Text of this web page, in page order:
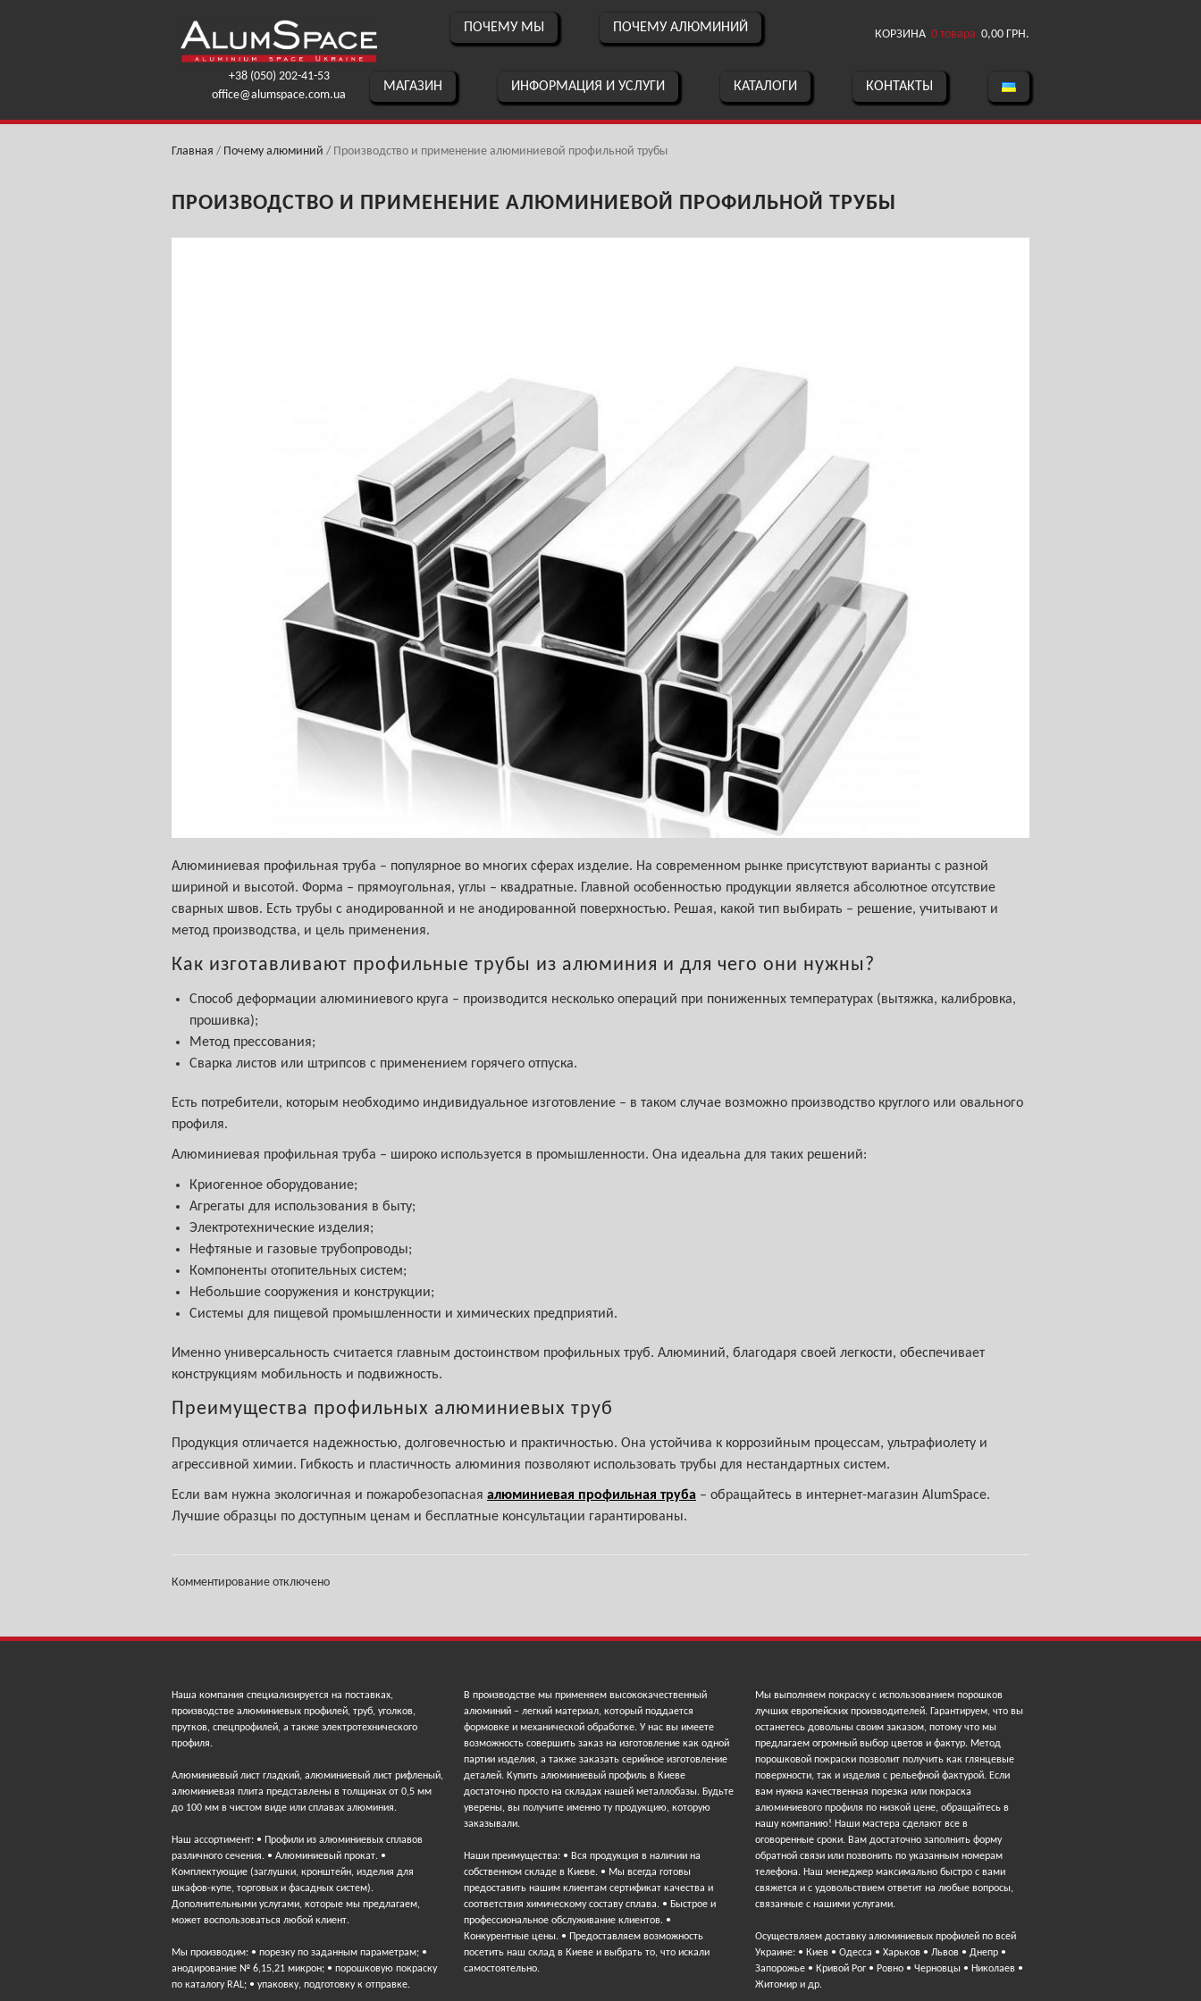
+38 (050) 202-41-53
office@alumspace.com.ua
ПОЧЕМУ МЫ ПОЧЕМУ АЛЮМИНИЙ КОРЗИНА 0 товара 0,00 ГРН.
МАГАЗИН ИНФОРМАЦИЯ И УСЛУГИ КАТАЛОГИ КОНТАКТЫ
Главная / Почему алюминий / Производство и применение алюминиевой профильной трубы
ПРОИЗВОДСТВО И ПРИМЕНЕНИЕ АЛЮМИНИЕВОЙ ПРОФИЛЬНОЙ ТРУБЫ
Алюминиевая профильная труба – популярное во многих сферах изделие. На современном рынке присутствуют варианты с разной
шириной и высотой. Форма – прямоугольная, углы – квадратные. Главной особенностью продукции является абсолютное отсутствие
сварных швов. Есть трубы с анодированной и не анодированной поверхностью. Решая, какой тип выбирать – решение, учитывают и
метод производства, и цель применения.
Как изготавливают профильные трубы из алюминия и для чего они нужны?
Способ деформации алюминиевого круга – производится несколько операций при пониженных температурах (вытяжка, калибровка,
прошивка);
Метод прессования;
Сварка листов или штрипсов с применением горячего отпуска.
Есть потребители, которым необходимо индивидуальное изготовление – в таком случае возможно производство круглого или овального
профиля.
Алюминиевая профильная труба – широко используется в промышленности. Она идеальна для таких решений:
Криогенное оборудование;
Агрегаты для использования в быту;
Электротехнические изделия;
Нефтяные и газовые трубопроводы;
Компоненты отопительных систем;
Небольшие сооружения и конструкции;
Системы для пищевой промышленности и химических предприятий.
Именно универсальность считается главным достоинством профильных труб. Алюминий, благодаря своей легкости, обеспечивает
конструкциям мобильность и подвижность.
Преимущества профильных алюминиевых труб
Продукция отличается надежностью, долговечностью и практичностью. Она устойчива к коррозийным процессам, ультрафиолету и
агрессивной химии. Гибкость и пластичность алюминия позволяют использовать трубы для нестандартных систем.
Если вам нужна экологичная и пожаробезопасная алюминиевая профильная труба – обращайтесь в интернет-магазин AlumSpace.
Лучшие образцы по доступным ценам и бесплатные консультации гарантированы.
Комментирование отключено
Наша компания специализируется на поставках,
производстве алюминиевых профилей, труб, уголков,
прутков, спецпрофилей, а также электротехнического
профиля.
Алюминиевый лист гладкий, алюминиевый лист рифленый,
алюминиевая плита представлены в толщинах от 0,5 мм
до 100 мм в чистом виде или сплавах алюминия.
Наш ассортимент: • Профили из алюминиевых сплавов
различного сечения. • Алюминиевый прокат. •
Комплектующие (заглушки, кронштейн, изделия для
шкафов-купе, торговых и фасадных систем).
Дополнительными услугами, которые мы предлагаем,
может воспользоваться любой клиент.
Мы производим: • порезку по заданным параметрам; •
анодирование № 6,15,21 микрон; • порошковую покраску
по каталогу RAL; • упаковку, подготовку к отправке.
В производстве мы применяем высококачественный
алюминий – легкий материал, который поддается
формовке и механической обработке. У нас вы имеете
возможность совершить заказ на изготовление как одной
партии изделия, а также заказать серийное изготовление
деталей. Купить алюминиевый профиль в Киеве
достаточно просто на складах нашей металлобазы. Будьте
уверены, вы получите именно ту продукцию, которую
заказывали.
Наши преимущества: • Вся продукция в наличии на
собственном складе в Киеве. • Мы всегда готовы
предоставить нашим клиентам сертификат качества и
соответствия химическому составу сплава. • Быстрое и
профессиональное обслуживание клиентов. •
Конкурентные цены. • Предоставляем возможность
посетить наш склад в Киеве и выбрать то, что искали
самостоятельно.
Мы выполняем покраску с использованием порошков
лучших европейских производителей. Гарантируем, что вы
останетесь довольны своим заказом, потому что мы
предлагаем огромный выбор цветов и фактур. Метод
порошковой покраски позволит получить как глянцевые
поверхности, так и изделия с рельефной фактурой. Если
вам нужна качественная порезка или покраска
алюминиевого профиля по низкой цене, обращайтесь в
нашу компанию! Наши мастера сделают все в
оговоренные сроки. Вам достаточно заполнить форму
обратной связи или позвонить по указанным номерам
телефона. Наш менеджер максимально быстро с вами
свяжется и с удовольствием ответит на любые вопросы,
связанные с нашими услугами.
Осуществляем доставку алюминиевых профилей по всей
Украине: • Киев • Одесса • Харьков • Львов • Днепр •
Запорожье • Кривой Рог • Ровно • Черновцы • Николаев •
Житомир и др.